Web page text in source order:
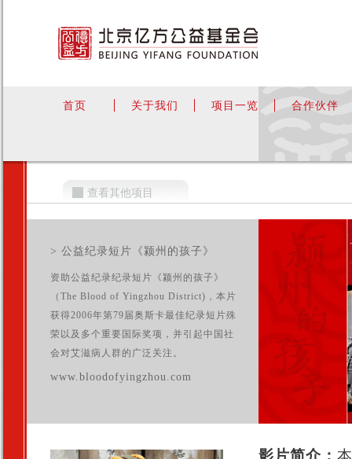
首页 关于我们 项目一览 合作伙伴
查看其他项目
> 公益纪录短片《颍州的孩子》
资助公益纪录纪录短片《颍州的孩子》
（The Blood of Yingzhou District)，本片
获得2006年第79届奥斯卡最佳纪录短片殊
荣以及多个重要国际奖项，并引起中国社
会对艾滋病人群的广泛关注。
www.bloodofyingzhou.com
影片简介：